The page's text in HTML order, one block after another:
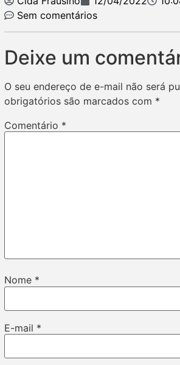
Sem comentários
Deixe um
O seu endereço de e-mail não será
obrigatórios são marcados com *
Comentário *
Nome *
E-mail *